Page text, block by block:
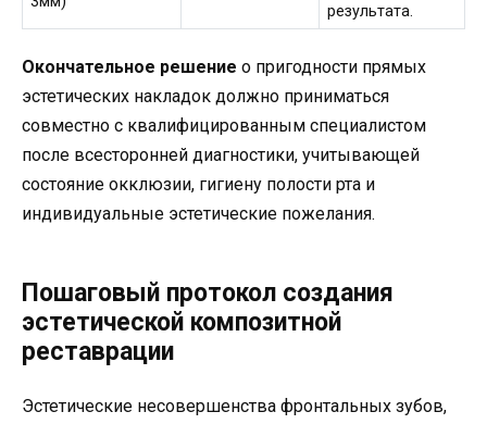
результата.
Окончательное решение о пригодности прямых
эстетических накладок должно приниматься
совместно с квалифицированным специалистом
после всесторонней диагностики, учитывающей
состояние окклюзии, гигиену полости рта и
индивидуальные эстетические пожелания.
Пошаговый протокол создания
эстетической композитной
реставрации
Эстетические несовершенства фронтальных зубов,